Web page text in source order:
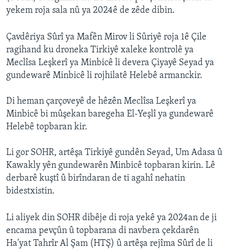
Zimanên Din
yekem roja sala nû ya 2024ê de zêde dibin.
Çavdêriya Sûrî ya Mafên Mirov li Sûriyê roja 1ê Çile
ragihand ku droneka Tirkiyê xaleke kontrolê ya
Meclîsa Leşkerî ya Minbicê li devera Çiyayê Seyad ya
gundewarê Minbicê li rojhilatê Helebê armanckir.
Di heman çarçoveyê de hêzên Meclîsa Leşkerî ya
Minbicê bi mûşekan baregeha El-Yeşlî ya gundewarê
Helebê topbaran kir.
Li gor SOHR, artêşa Tirkiyê gundên Seyad, Um Adasa û
Kawakly yên gundewarên Minbicê topbaran kirin. Lê
derbarê kuştî û birîndaran de ti agahî nehatin
bidestxistin.
Li aliyek din SOHR dibêje di roja yekê ya 2024an de ji
encama pevçûn û topbarana di navbera çekdarên
Ha'yat Tahrîr Al Şam (HTŞ) û artêşa rejîma Sûrî de li